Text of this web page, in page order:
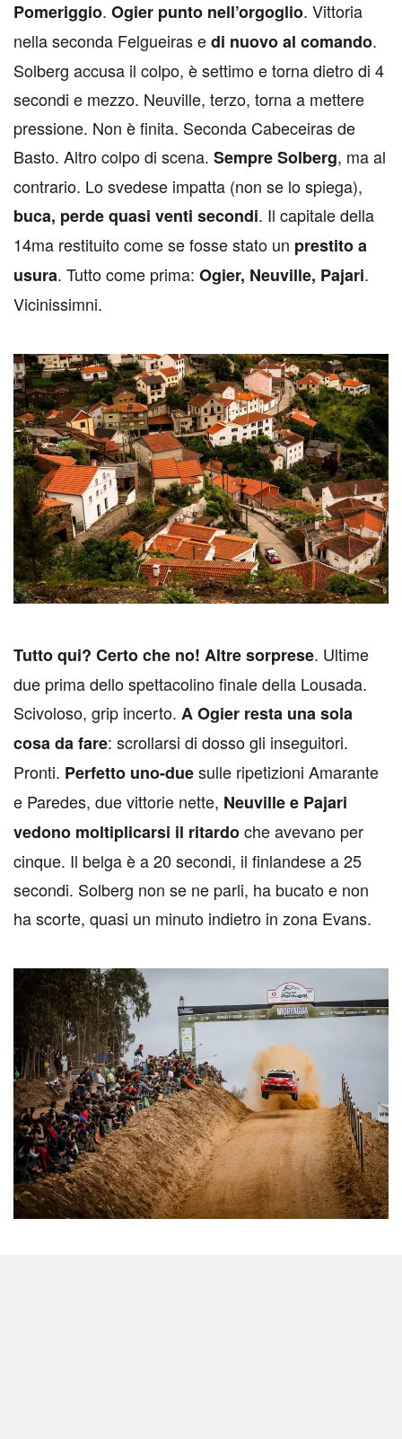
Pomeriggio. Ogier punto nell’orgoglio. Vittoria
nella seconda Felgueiras edi nuovo al comando.
Solberg accusa il colpo, è settimo e torna dietro di 4
secondi e mezzo. Neuville, terzo, torna a mettere
pressione. Non è finita. Seconda Cabeceiras de
Basto. Altro colpo di scena. Sempre Solberg, ma al
contrario. Lo svedese impatta (non se lo spiega),
buca, perde quasi venti secondi. Il capitale della
14ma restituito come se fosse stato un prestito a
usura. Tutto come prima: Ogier, Neuville, Pajari.
Vicinissimni.
Tutto qui? Certo che no! Altre sorprese. Ultime
due prima dello spettacolino finale della Lousada.
Scivoloso, grip incerto. A Ogier resta una sola
cosa da fare: scrollarsi di dosso gli inseguitori.
Pronti. Perfetto uno-duesulle ripetizioni Amarante
e Paredes, due vittorie nette, Neuville e Pajari
vedono moltiplicarsi il ritardoche avevano per
cinque. Il belga è a 20 secondi, il finlandese a 25
secondi. Solberg non se ne parli, ha bucato e non
ha scorte, quasi un minuto indietro in zona Evans.